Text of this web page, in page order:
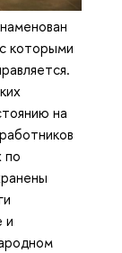
которыми
на
по
и